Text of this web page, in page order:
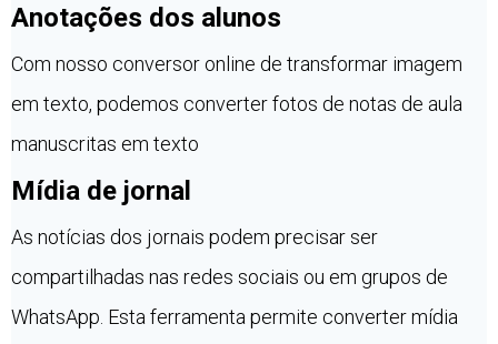
Anotações dos alunos
Com nosso conversor online de transformar imagem
em texto, podemos converter fotos de notas de aula
manuscritas em texto
Mídia de jornal
As notícias dos jornais podem precisar ser
compartilhadas nas redes sociais ou em grupos de
WhatsApp. Esta ferramenta permite converter mídia